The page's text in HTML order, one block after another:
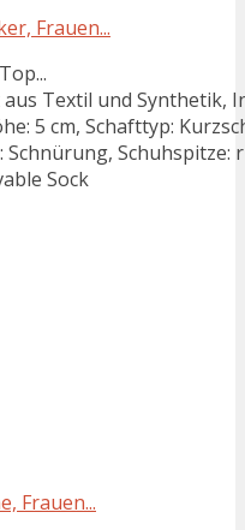
Frauen...
Textil und Synthetik,
5 cm, Schafttyp:
Schnürung, Schuhspitze:
Sock
Frauen...